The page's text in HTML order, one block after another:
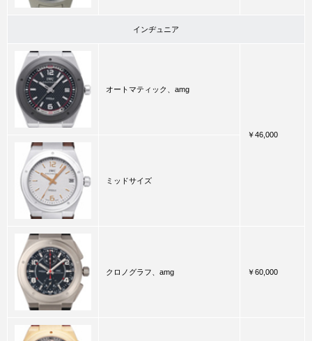
インヂュニア
オートマティック、amg
￥46,000
ミッドサイズ
クロノグラフ、amg ￥60,000